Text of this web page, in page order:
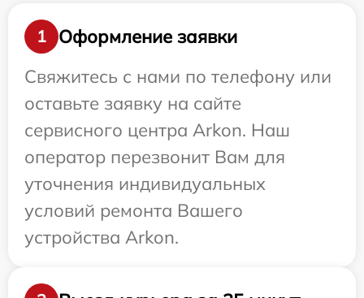
1
Оформление заявки
Свяжитесь с нами по телефону или
оставьте заявку на сайте
сервисного центра Arkon. Наш
оператор перезвонит Вам для
уточнения индивидуальных
условий ремонта Вашего
устройства Arkon.